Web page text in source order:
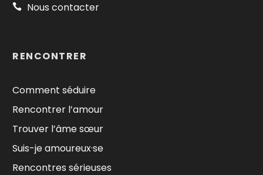
Nous contacter
RENCONTRER
Comment séduire
Rencontrer l’amour
Trouver l’âme sœur
Suis-je amoureux·se
Rencontres sérieuses